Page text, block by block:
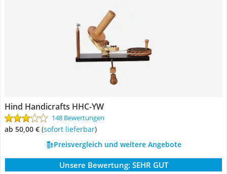
Hind Handicrafts HHC-YW
148 Bewertungen
ab 50,00 € ( Sofort lieferbar)
Preisvergleich und weitere Angebote
Unsere Bewertung: SEHR GUT